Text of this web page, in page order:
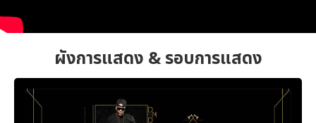
ผังการแสดง & รอบการแสดง